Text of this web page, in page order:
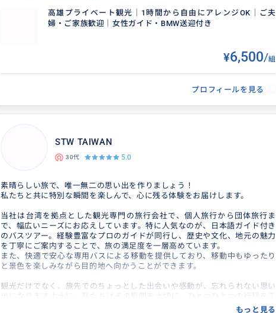
経歴・言語対応
⸻
・BMW車でのご案内（プライベート送迎）
台南・高雄・屏東・墾丁エリアの観光ツアーをご案内しております。
高雄プライベート観光｜1時間から自由にアレンジOK｜ご夫
婦・ご家族歓迎｜女性ガイド・BMW送迎付き
¥6,500/組
プロフィールを見る
STW TAIWAN
30代 5.0
素晴らしい旅で、唯一無二の思い出を作りましょう！
私たちと共に特別な瞬間を楽しんで、心に残る体験をお届けします。
当社は台湾を拠点とした観光専門の旅行会社で、個人旅行から団体旅行ま
で、幅広いニーズにお応えしています。特に人気なのが、日本語ガイド付き
のバスツアー。経験豊富なプロのガイドが同行し、歴史や文化、地元の魅力
を丁寧にご案内することで、旅の満足度を一層高めています。
また、快適で安心な専用バスによる移動を提供しており、移動中もゆったり
と景色を楽しみながら目的地へ向かうことができます。
観光だけでなく、旅先でのちょっとした出会いや感動が、忘れられない思い
もっと見る